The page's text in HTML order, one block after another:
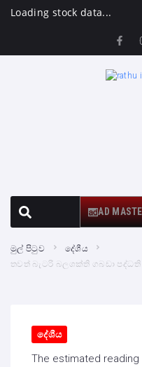
Loading stock data...
AD
මුල් පිටුව
දේශීය
තවත් බැටරි බලශක්ති ගබඩා
දේශීය
The estimated reading